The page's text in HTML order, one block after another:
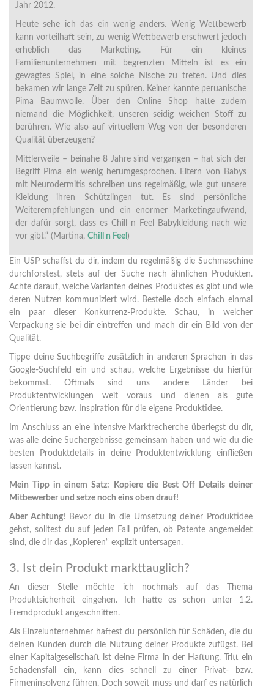
Jahr 2012.
Heute sehe ich das ein wenig anders. Wenig Wettbewerb
kann vorteilhaft sein, zu wenig Wettbewerb erschwert jedoch
erheblich das Marketing. Für ein kleines
Familienunternehmen mit begrenzten Mitteln ist es ein
gewagtes Spiel, in eine solche Nische zu treten. Und dies
bekamen wir lange Zeit zu spüren. Keiner kannte peruanische
Pima Baumwolle. Über den Online Shop hatte zudem
niemand die Möglichkeit, unseren seidig weichen Stoff zu
berühren. Wie also auf virtuellem Weg von der besonderen
Qualität überzeugen?
Mittlerweile – beinahe 8 Jahre sind vergangen – hat sich der
Begriff Pima ein wenig herumgesprochen. Eltern von Babys
mit Neurodermitis schreiben uns regelmäßig, wie gut unsere
Kleidung ihren Schützlingen tut. Es sind persönliche
Weiterempfehlungen und ein enormer Marketingaufwand,
der dafür sorgt, dass es Chill n Feel Babykleidung nach wie
vor gibt.“ (Martina, Chill n Feel )
Ein USP schaffst du dir, indem du regelmäßig die Suchmaschine
durchforstest, stets auf der Suche nach ähnlichen Produkten.
Achte darauf, welche Varianten deines Produktes es gibt und wie
deren Nutzen kommuniziert wird. Bestelle doch einfach einmal
ein paar dieser Konkurrenz-Produkte. Schau, in welcher
Verpackung sie bei dir eintreffen und mach dir ein Bild von der
Qualität.
Tippe deine Suchbegriffe zusätzlich in anderen Sprachen in das
Google-Suchfeld ein und schau, welche Ergebnisse du hierfür
bekommst. Oftmals sind uns andere Länder bei
Produktentwicklungen weit voraus und dienen als gute
Orientierung bzw. Inspiration für die eigene Produktidee.
Im Anschluss an eine intensive Marktrecherche überlegst du dir,
was alle deine Suchergebnisse gemeinsam haben und wie du die
besten Produktdetails in deine Produktentwicklung einfließen
lassen kannst.
Mein Tipp in einem Satz: Kopiere die Best Off Details deiner
Mitbewerber und setze noch eins oben drauf!
Aber Achtung! Bevor du in die Umsetzung deiner Produktidee
gehst, solltest du auf jeden Fall prüfen, ob Patente angemeldet
sind, die dir das „Kopieren“ explizit untersagen.
3. Ist dein Produkt markttauglich?
An dieser Stelle möchte ich nochmals auf das Thema
Produktsicherheit eingehen. Ich hatte es schon unter 1.2.
Fremdprodukt angeschnitten.
Als Einzelunternehmer haftest du persönlich für Schäden, die du
deinen Kunden durch die Nutzung deiner Produkte zufügst. Bei
einer Kapitalgesellschaft ist deine Firma in der Haftung. Tritt ein
Schadensfall ein, kann dies schnell zu einer Privat- bzw.
Firmeninsolvenz führen. Doch soweit muss und darf es natürlich